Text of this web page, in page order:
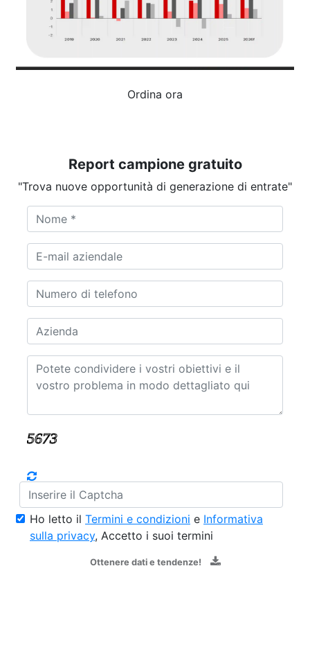
Ordina ora
Report campione gratuito
"Trova nuove opportunità di generazione di entrate"
Ho letto il Termini e condizioni e Informativa
sulla privacy, Accetto i suoi termini
Ottenere dati e tendenze!